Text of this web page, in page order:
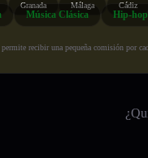
Granada Málaga Cádiz
Música Clásica Hip-hop
recibir una pequeña comisión por